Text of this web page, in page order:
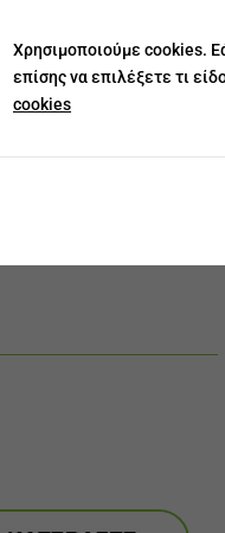
Χρησιμοποιούμε cookies.
επίσης να επιλέξετε τι
cookies